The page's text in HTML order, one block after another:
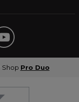
Shop Pro Duo